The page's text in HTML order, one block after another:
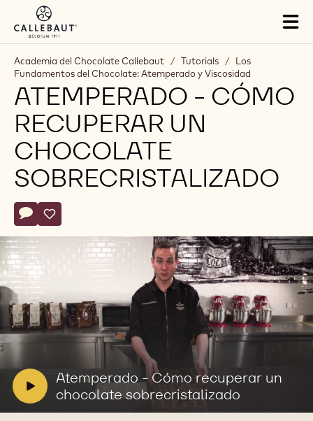
Skip to main content
Academia del Chocolate Callebaut / Tutorials /
Los
Fundamentos del Chocolate: Atemperado y Viscosidad
ATEMPERADO - CÓMO
RECUPERAR UN
CHOCOLATE
SOBRECRISTALIZADO
Actions
Escribe un comentario
- Atemperado - Cómo recuperar un chocolate
Salvar
- Atemperado - Cómo recuperar un chocolate
V
i
d
Atemperado - Cómo recuperar un
chocolate sobrecristalizado
Reproducir
video:
Atemperado
-
Cómo
recuperar